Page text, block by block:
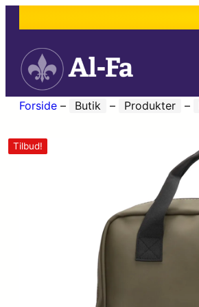
Forside – Butik – Produkter –
Tilbud!